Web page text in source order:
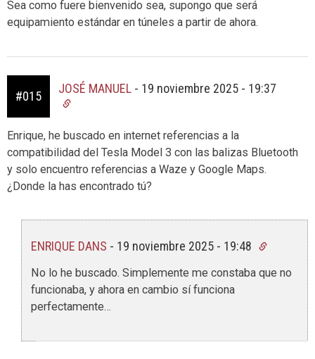
Sea como fuere bienvenido sea, supongo que será
equipamiento estándar en túneles a partir de ahora.
#015
JOSÉ MANUEL - 19 noviembre 2025 - 19:37
Enrique, he buscado en internet referencias a la
compatibilidad del Tesla Model 3 con las balizas Bluetooth
y solo encuentro referencias a Waze y Google Maps.
¿Donde la has encontrado tú?
ENRIQUE DANS - 19 noviembre 2025 - 19:48
No lo he buscado. Simplemente me constaba que no
funcionaba, y ahora en cambio sí funciona
perfectamente…